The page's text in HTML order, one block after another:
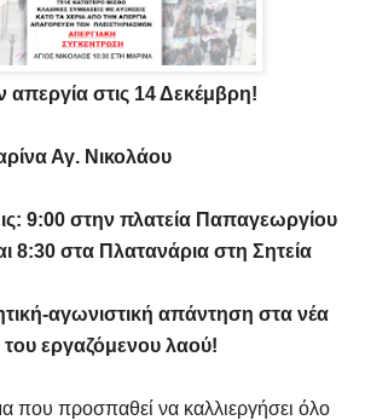
απεργία στις 14 Δεκέμβρη!
Αγ. Νικολάου
9:00 στην πλατεία Παπαγεωργίου
8:30 στα Πλατανάρια στη Σητεία
αγωνιστική απάντηση στα νέα
εργαζόμενου λαού!
που προσπαθεί να καλλιεργήσει όλο